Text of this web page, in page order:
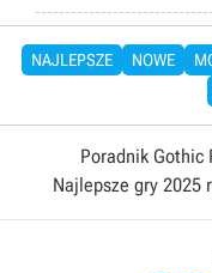
NAJLEPSZE NOWE
Poradnik Gothic
Najlepsze gry 2025